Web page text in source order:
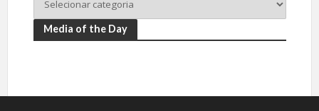
Media of the Day